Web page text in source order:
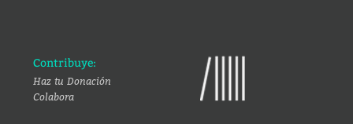
Contribuye:
Haz tu Donación
Colabora